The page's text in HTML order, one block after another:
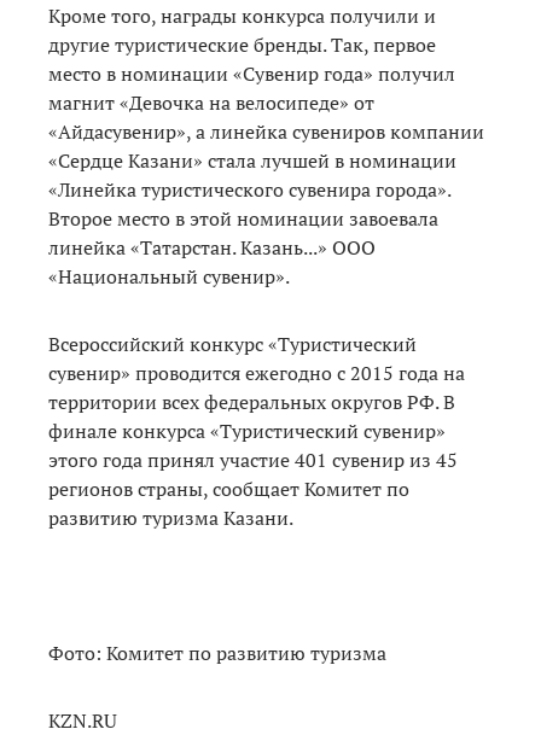
Кроме того, награды конкурса получили и
другие туристические бренды. Так, первое
место в номинации «Сувенир года» получил
магнит «Девочка на велосипеде» от
«Айдасувенир», а линейка сувениров компании
«Сердце Казани» стала лучшей в номинации
«Линейка туристического сувенира города».
Второе место в этой номинации завоевала
линейка «Татарстан. Казань...» ООО
«Национальный сувенир».
Всероссийский конкурс «Туристический
сувенир» проводится ежегодно с 2015 года на
территории всех федеральных округов РФ. В
финале конкурса «Туристический сувенир»
этого года принял участие 401 сувенир из 45
регионов страны, сообщает Комитет по
развитию туризма Казани.
Фото: Комитет по развитию туризма
KZN.RU